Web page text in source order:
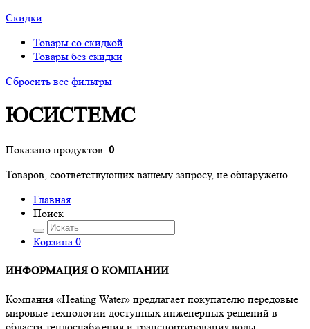
Скидки
Товары со скидкой
Товары без скидки
Сбросить все фильтры
ЮСИСТЕМС
Показано продуктов: 0
Товаров, соответствующих вашему запросу, не обнаружено.
Главная
Поиск
Корзина 0
ИНФОРМАЦИЯ О КОМПАНИИ
Компания «Heating Water» предлагает покупателю передовые
мировые технологии доступных инженерных решений в